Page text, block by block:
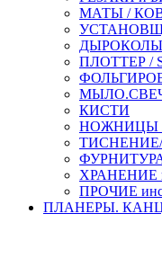
МАТЫ /
ДЫРОКОЛЫ
ПЛОТТЕР /
КИСТИ
НОЖНИЦЫ /
ТИСНЕНИЕ/
ХРАНЕНИЕ
ПРОЧИЕ
ПЛАНЕРЫ.